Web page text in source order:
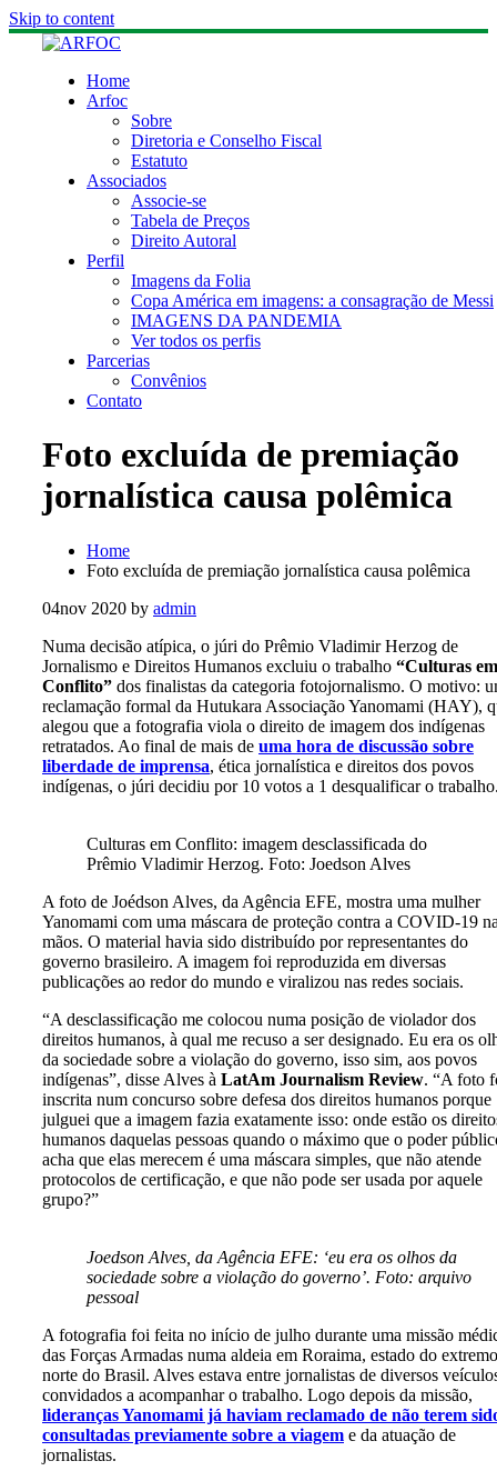
Skip to content
Home
Arfoc
Sobre
Diretoria e Conselho Fiscal
Estatuto
Associados
Associe-se
Tabela de Preços
Direito Autoral
Perfil
Imagens da Folia
Copa América em imagens: a consagração de Messi
IMAGENS DA PANDEMIA
Ver todos os perfis
Parcerias
Convênios
Contato
Foto excluída de premiação
jornalística causa polêmica
Home
Foto excluída de premiação jornalística causa polêmica
04nov 2020 by admin
Numa decisão atípica, o júri do Prêmio Vladimir Herzog de
Jornalismo e Direitos Humanos excluiu o trabalho “Culturas em
Conflito” dos finalistas da categoria fotojornalismo. O motivo:
reclamação formal da Hutukara Associação Yanomami (HAY),
alegou que a fotografia viola o direito de imagem dos indígenas
retratados. Ao final de mais de uma hora de discussão sobre
liberdade de imprensa, ética jornalística e direitos dos povos
indígenas, o júri decidiu por 10 votos a 1 desqualificar o
Culturas em Conflito: imagem desclassificada do
Prêmio Vladimir Herzog. Foto: Joedson Alves
A foto de Joédson Alves, da Agência EFE, mostra uma mulher
Yanomami com uma máscara de proteção contra a COVID-19
mãos. O material havia sido distribuído por representantes do
governo brasileiro. A imagem foi reproduzida em diversas
publicações ao redor do mundo e viralizou nas redes sociais.
“A desclassificação me colocou numa posição de violador dos
direitos humanos, à qual me recuso a ser designado. Eu era os
da sociedade sobre a violação do governo, isso sim, aos povos
indígenas”, disse Alves à LatAm Journalism Review. “A foto
inscrita num concurso sobre defesa dos direitos humanos porque
julguei que a imagem fazia exatamente isso: onde estão os
humanos daquelas pessoas quando o máximo que o poder
acha que elas merecem é uma máscara simples, que não atende
protocolos de certificação, e que não pode ser usada por aquele
grupo?”
Joedson Alves, da Agência EFE: ‘eu era os olhos da
sociedade sobre a violação do governo’. Foto: arquivo
pessoal
A fotografia foi feita no início de julho durante uma missão
das Forças Armadas numa aldeia em Roraima, estado do extremo
norte do Brasil. Alves estava entre jornalistas de diversos
convidados a acompanhar o trabalho. Logo depois da missão,
lideranças Yanomami já haviam reclamado de não terem
consultadas previamente sobre a viagem e da atuação de
jornalistas.